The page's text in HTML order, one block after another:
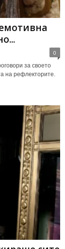
0
за своето
на рефлекторите.